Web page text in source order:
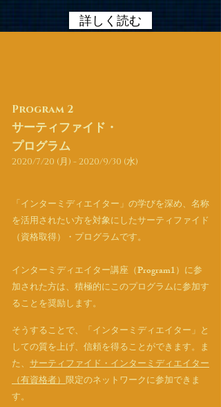
Program 2
サーティファイド・
プログラム
2020/7/20 (月) - 2020/9/30 (水)
「インターミディエイター」の学びを深め、名称
を活用されたい方を対象にしたサーティファイド
（資格取得）・プログラムです。
インターミディエイター講座（Program1）に参
加された方は、積極的にこのプログラムに参加す
ることを奨励します。
そうすることで、「インターミディエイター」と
しての質を上げ、信頼を得ることができます。ま
た、 サーティファイド・インターミディエイター
（有資格者）限定のネットワークに参加できま
す。
詳しく読む